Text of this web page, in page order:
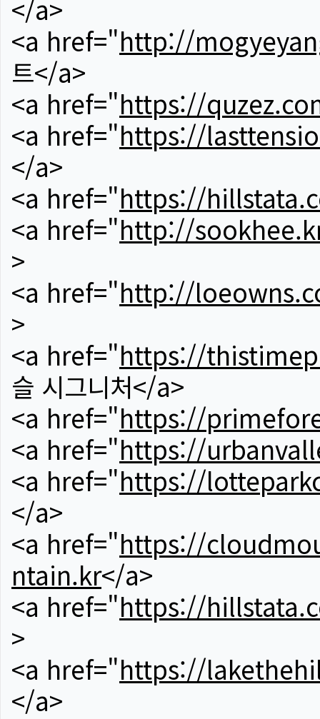
</a>
<a href="http://
트</a>
<a href="https://
<a href="https://
</a>
<a href="https://
<a href="http://
>
<a href="http://
>
<a href="https://
슬 시그니처</a>
<a href="https://
<a href="https://
<a href="https://
</a>
<a href="https://
ntain.kr</a>
<a href="https://
>
<a href="https://
</a>